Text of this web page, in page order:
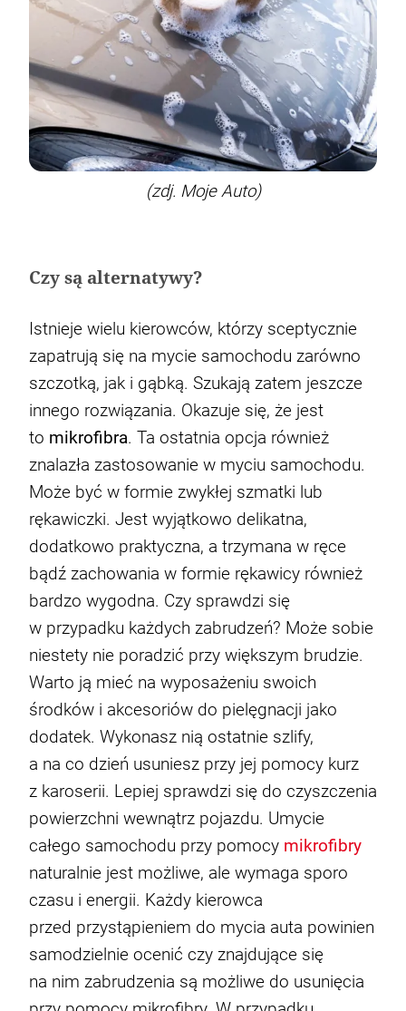
(zdj. Moje Auto)
Czy są alternatywy?
Istnieje wielu kierowców, którzy sceptycznie
zapatrują się na mycie samochodu zarówno
szczotką, jak i gąbką. Szukają zatem jeszcze
innego rozwiązania. Okazuje się, że jest
to mikrofibra. Ta ostatnia opcja również
znalazła zastosowanie w myciu samochodu.
Może być w formie zwykłej szmatki lub
rękawiczki. Jest wyjątkowo delikatna,
dodatkowo praktyczna, a trzymana w ręce
bądź zachowania w formie rękawicy również
bardzo wygodna. Czy sprawdzi się
w przypadku każdych zabrudzeń? Może sobie
niestety nie poradzić przy większym brudzie.
Warto ją mieć na wyposażeniu swoich
środków i akcesoriów do pielęgnacji jako
dodatek. Wykonasz nią ostatnie szlify,
a na co dzień usuniesz przy jej pomocy kurz
z karoserii. Lepiej sprawdzi się do czyszczenia
powierzchni wewnątrz pojazdu. Umycie
całego samochodu przy pomocy mikrofibry
naturalnie jest możliwe, ale wymaga sporo
czasu i energii. Każdy kierowca
przed przystąpieniem do mycia auta powinien
samodzielnie ocenić czy znajdujące się
na nim zabrudzenia są możliwe do usunięcia